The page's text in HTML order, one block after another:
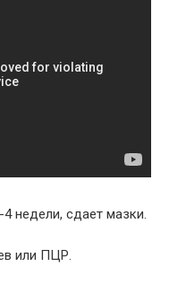
недели, сдает мазки.
или ПЦР.